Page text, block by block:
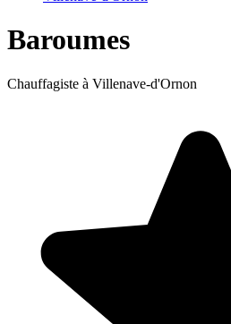
Baroumes
Chauffagiste à Villenave-d'Ornon